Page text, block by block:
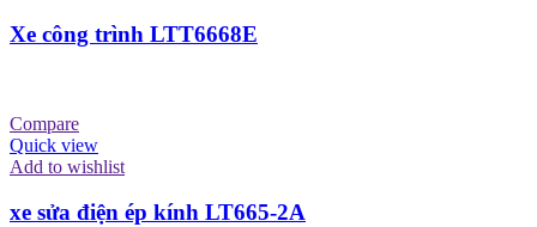
Xe công trình LTT6668E
Compare
Quick view
Add to wishlist
xe sửa điện ép kính LT665-2A